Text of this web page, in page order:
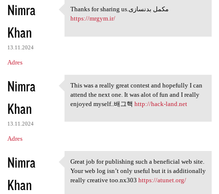
Nimra
Khan
13.11.2024
Adres
Thanks for sharing us.مکمل
Thanks for sharing us.مکمل بدنسازی
https://mrgym.ir/
Nimra
Khan
13.11.2024
Adres
This was a really great
This was a really great contest and hopefully I can
attend the next one. It was alot of fun and I really
enjoyed myself..배그핵 http://hack-land.net
Nimra
Khan
Great job for publishing such
Great job for publishing such a beneficial web site.
Your web log isn’t only useful but it is additionally
really creative too.nx303 https://atunet.org/